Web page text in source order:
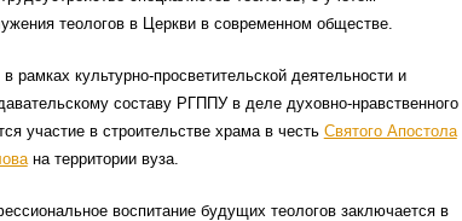
теологов в Церкви в современном обществе.
рамках культурно-просветительской деятельности и
составу РГППУ в деле духовно-нравственного
участие в строительстве храма в честь Святого Апостола
на территории вуза.
воспитание будущих теологов заключается в